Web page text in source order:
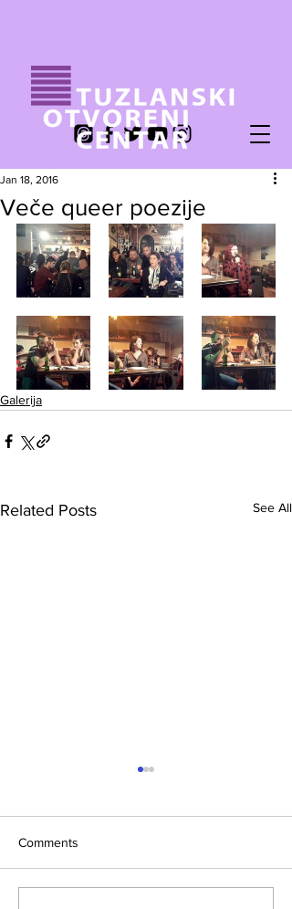
Veče queer poezije
Jan 18, 2016
Galerija
Related Posts See All
Merlinka u Tuzli no.4
Comments